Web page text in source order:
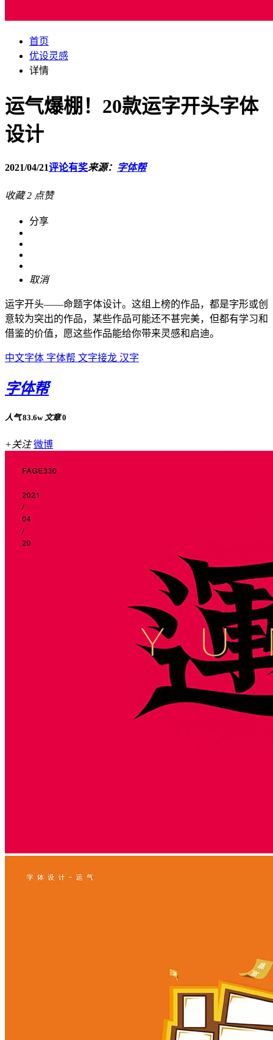
首页
优设灵感
详情
运气爆棚！20款运字开头字体
设计
2021/04/21评论有奖来源： 字体帮
收藏 2 点赞
分享
取消
运字开头——命题字体设计。这组上榜的作品，都是字形或创
意较为突出的作品，某些作品可能还不甚完美，但都有学习和
借鉴的价值，愿这些作品能给你带来灵感和启迪。
中文字体 字体帮 文字接龙 汉字
字体帮
人气 83.6w 文章 0
+关注 微博